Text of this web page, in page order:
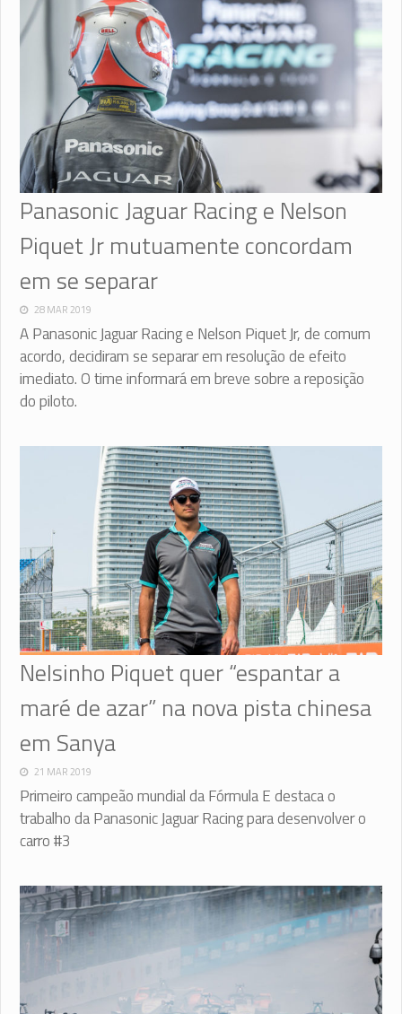
Panasonic Jaguar Racing e Nelson
Piquet Jr mutuamente concordam
em se separar
28 MAR 2019
A Panasonic Jaguar Racing e Nelson Piquet Jr, de comum
acordo, decidiram se separar em resolução de efeito
imediato. O time informará em breve sobre a reposição
do piloto.
Nelsinho Piquet quer “espantar a
maré de azar” na nova pista chinesa
em Sanya
21 MAR 2019
Primeiro campeão mundial da Fórmula E destaca o
trabalho da Panasonic Jaguar Racing para desenvolver o
carro #3